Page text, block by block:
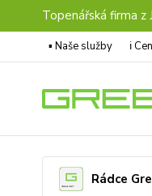
Topenářská firma
▪️ Naše služby ℹ︎
Rádce